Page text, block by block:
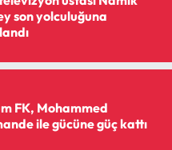
son yolculuğuna
FK, Mohammed
ile gücüne güç kattı